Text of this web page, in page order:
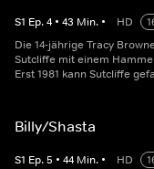
S1 Ep.4 • 43 Min. • HD
Die 14-jährige Tracy
Sutcliffe mit einem
Erst 1981 kann Sutcliffe
Billy/Shasta
S1 Ep.5 • 44 Min. • HD